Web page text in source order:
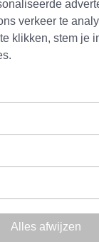
(Matricaria
verkeer te
te klikken, stem je
Alles afwijzen